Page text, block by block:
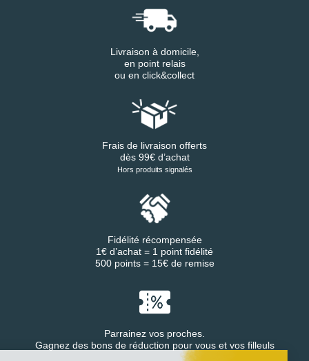
Continuer sans accepter
Livraison à domicile,
en point relais
ou en click&collect
Frais de livraison offerts
dès 99€ d’achat
Hors produits signalés
Fidélité récompensée
1€ d’achat = 1 point fidélité
500 points = 15€ de remise
Parrainez vos proches.
Gagnez des bons de réduction pour vous et vos filleuls